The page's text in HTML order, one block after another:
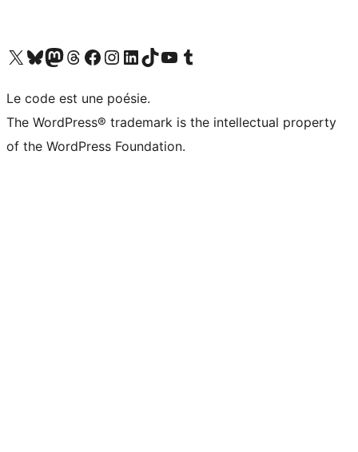
Visit our X (formerly Twitter) account
Visitez notre compte Bluesky
Visit our Mastodon account
Visitez notre compte Threads
Visit our Facebook page
Visit our Instagram account
Visit our LinkedIn account
Visitez notre compte TikTok
Visit our YouTube channel
Visitez notre compte Tumblr
Le code est une poésie.
The WordPress® trademark is the intellectual property
of the WordPress Foundation.